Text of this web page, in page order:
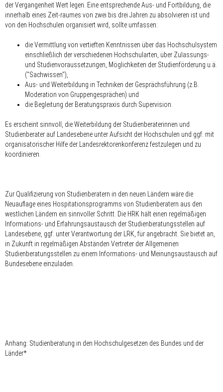
der Vergangenheit Wert legen. Eine entsprechende Aus- und Fortbildung, die
innerhalb eines Zeit-raumes von zwei bis drei Jahren zu absolvieren ist und
von den Hochschulen organisiert wird, sollte umfassen:
die Vermittlung von vertieften Kenntnissen über das Hochschulsystem
einschließlich der verschiedenen Hochschularten, über Zulassungs-
und Studienvoraussetzungen, Möglichkeiten der Studienförderung u.ä.
("Sachwissen"),
Aus- und Weiterbildung in Techniken der Gesprächsführung (z.B.
Moderation von Gruppengesprächen) und
die Begleitung der Beratungspraxis durch Supervision.
Es erscheint sinnvoll, die Weiterbildung der Studienberaterinnen und
Studienberater auf Landesebene unter Aufsicht der Hochschulen und ggf. mit
organisatorischer Hilfe der Landesrektorenkonferenz festzulegen und zu
koordinieren.
Zur Qualifizierung von Studienberatern in den neuen Ländern wäre die
Neuauflage eines Hospitationsprogramms von Studienberatern aus den
westlichen Ländern ein sinnvoller Schritt. Die HRK hält einen regelmäßigen
Informations- und Erfahrungsaustausch der Studienberatungsstellen auf
Landesebene, ggf. unter Verantwortung der LRK, für angebracht. Sie bietet an,
in Zukunft in regelmäßigen Abständen Vertreter der Allgemeinen
Studienberatungsstellen zu einem Informations- und Meinungsaustausch auf
Bundesebene einzuladen.
Anhang: Studienberatung in den Hochschulgesetzen des Bundes und der
Länder*